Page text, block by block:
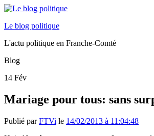
Le blog politique
L'actu politique en Franche-Comté
Blog
14 Fév
Mariage pour tous: sans
Publié parFTVi le 14/02/2013 à 11:04:48